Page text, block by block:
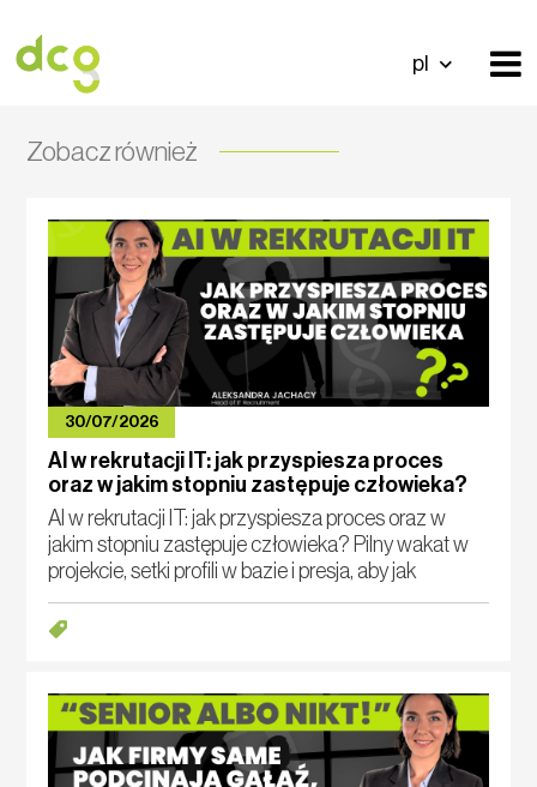
pl
Zobacz również
30/07/2026
AI w rekrutacji IT: jak przyspiesza proces
oraz w jakim stopniu zastępuje człowieka?
AI w rekrutacji IT: jak przyspiesza proces oraz w
jakim stopniu zastępuje człowieka? Pilny wakat w
projekcie, setki profili w bazie i presja, aby jak
najszybciej przedstawić właściwych specjalistów.
W takich warunkach agencja rekr